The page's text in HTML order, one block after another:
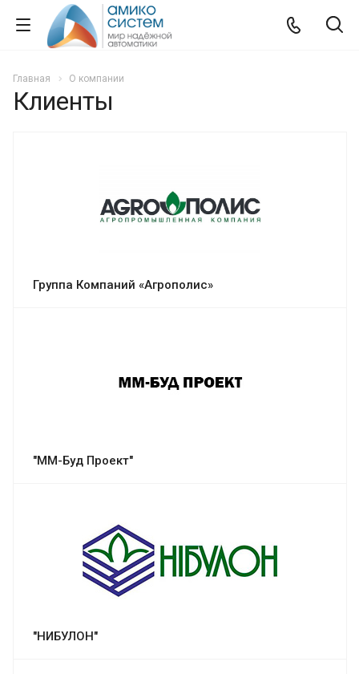
Главная О компании
Клиенты
Группа Компаний «Агрополис»
"ММ-Буд Проект"
"НИБУЛОН"